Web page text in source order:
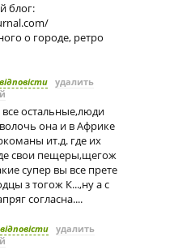
блог:
о городе, ретро
відповісти удалить
остальные,люди
она и в Африке
ит.д. где их
свои пещеры,щегож
супер вы все прете
з тогож К...,ну а с
согласна....
відповісти удалить